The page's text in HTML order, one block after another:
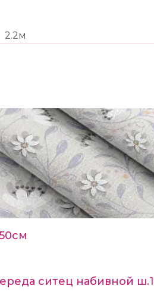
2.2м
ситец набивной